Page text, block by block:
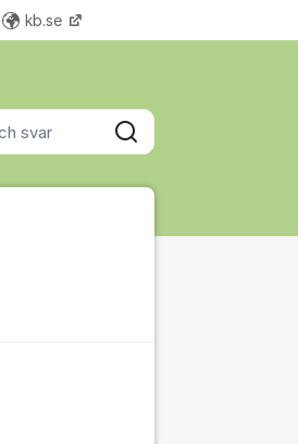
Sök
kb.se Fler supportlänkar